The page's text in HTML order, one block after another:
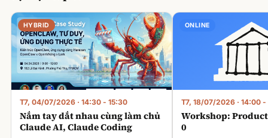
HYBRID
T7, 04/07/2026 · 14:30 - 15:30
Nắm tay dắt nhau cùng làm chủ
Claude AI, Claude Coding
ONLINE
T7, 18/07/2026 · 14:00 -
Workshop:
0